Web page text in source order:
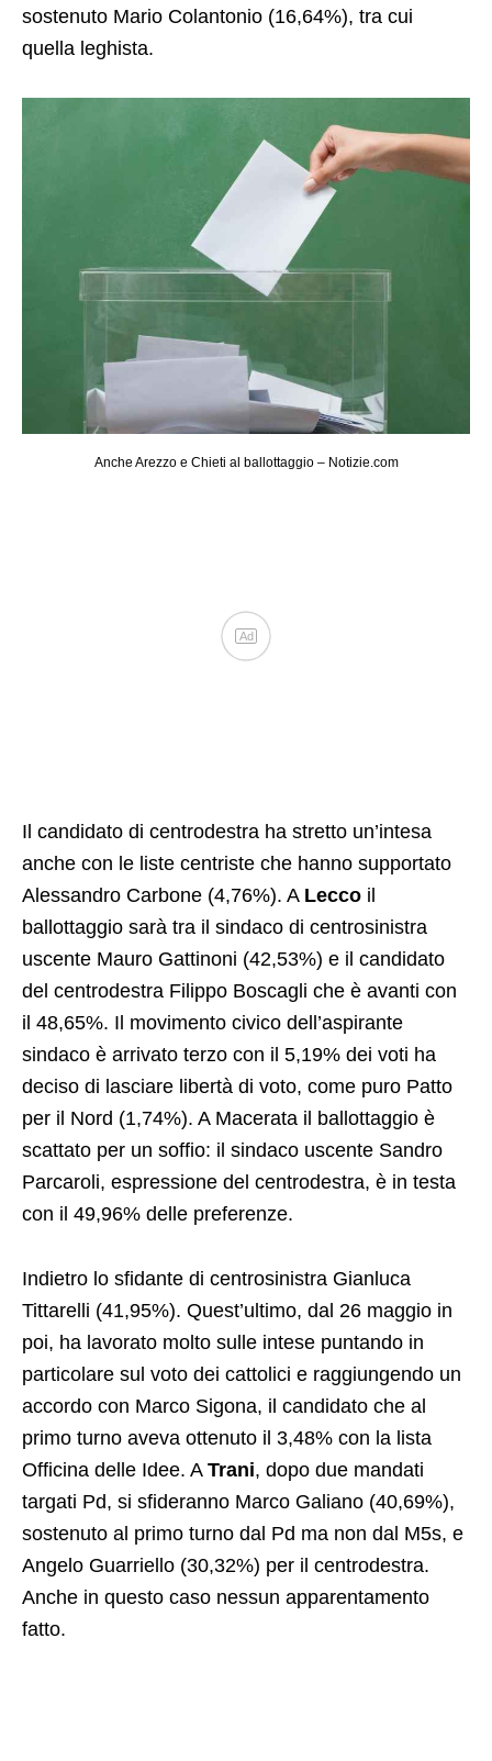
sostenuto Mario Colantonio (16,64%), tra cui
quella leghista.
Anche Arezzo e Chieti al ballottaggio – Notizie.com
Ad
Il candidato di centrodestra ha stretto un’intesa
anche con le liste centriste che hanno supportato
Alessandro Carbone (4,76%). A Lecco il
ballottaggio sarà tra il sindaco di centrosinistra
uscente Mauro Gattinoni (42,53%) e il candidato
del centrodestra Filippo Boscagli che è avanti con
il 48,65%. Il movimento civico dell’aspirante
sindaco è arrivato terzo con il 5,19% dei voti ha
deciso di lasciare libertà di voto, come puro Patto
per il Nord (1,74%). A Macerata il ballottaggio è
scattato per un soffio: il sindaco uscente Sandro
Parcaroli, espressione del centrodestra, è in testa
con il 49,96% delle preferenze.
Indietro lo sfidante di centrosinistra Gianluca
Tittarelli (41,95%). Quest’ultimo, dal 26 maggio in
poi, ha lavorato molto sulle intese puntando in
particolare sul voto dei cattolici e raggiungendo un
accordo con Marco Sigona, il candidato che al
primo turno aveva ottenuto il 3,48% con la lista
Officina delle Idee. A Trani, dopo due mandati
targati Pd, si sfideranno Marco Galiano (40,69%),
sostenuto al primo turno dal Pd ma non dal M5s, e
Angelo Guarriello (30,32%) per il centrodestra.
Anche in questo caso nessun apparentamento
fatto.